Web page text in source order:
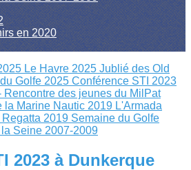
en 2020
Le Havre 2025 Jublié des Old
Golfe 2025 Conférence STI 2023
Rencontre des jeunes du MilPat
la Marine Nautic 2019 L'Armada
2019 Semaine du Golfe
Seine 2007-2009
2023 à Dunkerque